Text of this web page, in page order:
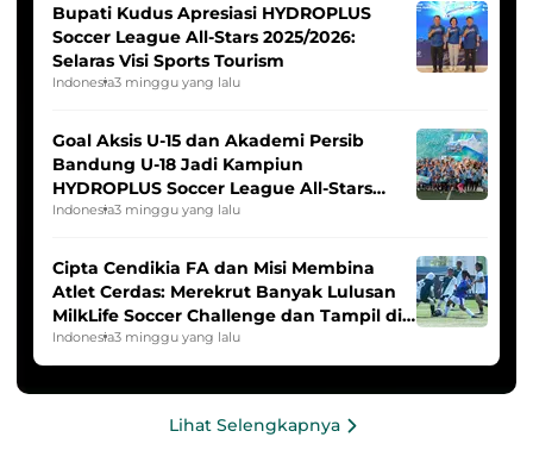
Bupati Kudus Apresiasi HYDROPLUS
Soccer League All-Stars 2025/2026:
Selaras Visi Sports Tourism
Indonesia3 minggu yang lalu
Goal Aksis U-15 dan Akademi Persib
Bandung U-18 Jadi Kampiun
HYDROPLUS Soccer League All-Stars
2025/2026
Indonesia3 minggu yang lalu
Cipta Cendikia FA dan Misi Membina
Atlet Cerdas: Merekrut Banyak Lulusan
MilkLife Soccer Challenge dan Tampil di
HYDROPLUS Soccer League
Indonesia3 minggu yang lalu
Lihat Selengkapnya